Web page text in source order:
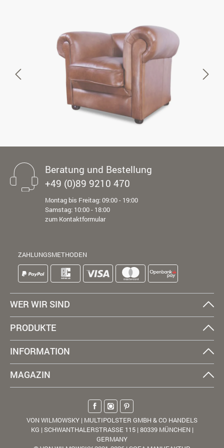
Beratung und Bestellung
+49 (0)89 9210 470
Montag bis Freitag: 09:00 - 19:00
Samstag: 10:00 - 18:00
zum Kontaktformular
ZAHLUNGSMETHODEN
WER WIR SIND
PRODUKTE
INFORMATION
MAGAZIN
VON WILMOWSKY | MULTIPOLSTER GMBH & CO HANDELS
KG | SCHWANTHALERSTRASSE 115 | 80339 MÜNCHEN |
GERMANY